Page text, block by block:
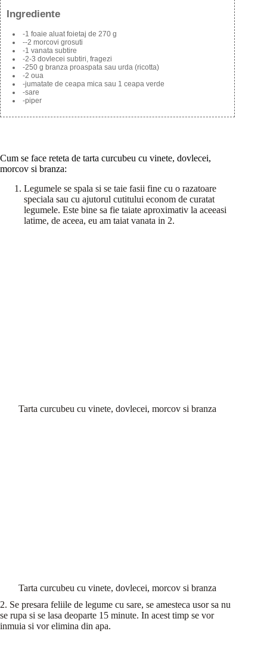
Ingrediente
-1 foaie aluat foietaj de 270 g
--2 morcovi grosuti
-1 vanata subtire
-2-3 dovlecei subtiri, fragezi
-250 g branza proaspata sau urda (ricotta)
-2 oua
-jumatate de ceapa mica sau 1 ceapa verde
-sare
-piper
Cum se face reteta de tarta curcubeu cu vinete, dovlecei,
morcov si branza:
Legumele se spala si se taie fasii fine cu o razatoare
speciala sau cu ajutorul cutitului econom de curatat
legumele. Este bine sa fie taiate aproximativ la aceeasi
latime, de aceea, eu am taiat vanata in 2.
Tarta curcubeu cu vinete, dovlecei, morcov si branza
Tarta curcubeu cu vinete, dovlecei, morcov si branza
2. Se presara feliile de legume cu sare, se amesteca usor sa nu
se rupa si se lasa deoparte 15 minute. In acest timp se vor
inmuia si vor elimina din apa.